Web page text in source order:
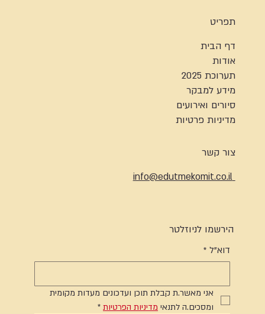
תפריט
דף הבית
אודות
תערוכת 2025
מידע למבקר
סיורים ואירועים
מדיניות פרטיות
צור קשר
info@edutmekomit.co.il
הירשמו לניוזלטר
דוא"ל *
אני מאשר.ת קבלת תוכן ועדכונים מעדות מקומית
ומסכים.ה לתנאי מדיניות הפרטיות *